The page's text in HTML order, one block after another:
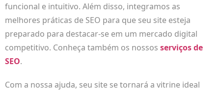
funcional e intuitivo. Além disso, integramos as
melhores práticas de SEO para que seu site esteja
preparado para destacar-se em um mercado digital
competitivo. Conheça também os nossos serviços de
SEO.
Com a nossa ajuda, seu site se tornará a vitrine ideal